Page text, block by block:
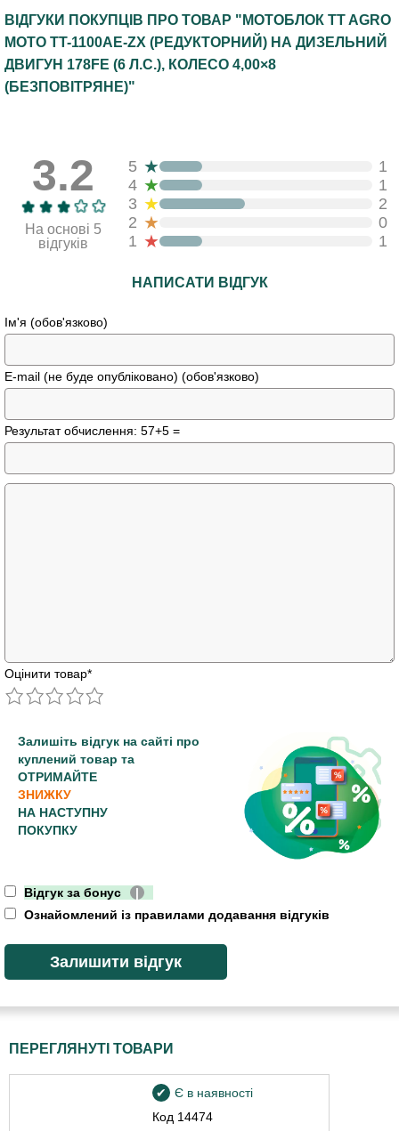
ВІДГУКИ ПОКУПЦІВ ПРО ТОВАР "МОТОБЛОК TT AGRO
MOTO TT-1100AE-ZX (РЕДУКТОРНИЙ) НА ДИЗЕЛЬНИЙ
ДВИГУН 178FE (6 Л.С.), КОЛЕСО 4,00×8
(БЕЗПОВІТРЯНЕ)"
3.2
На основі 5
відгуків
5 ★
1
4 ★
1
3 ★
2
2 ★
0
1 ★ 1
НАПИСАТИ ВІДГУК
Ім'я (обов'язково)
E-mail (не буде опубліковано) (обов'язково)
Результат обчислення: 57+5 =
Оцінити товар*
Залишіть відгук на сайті про
куплений товар та
ОТРИМАЙТЕ
ЗНИЖКУ
НА НАСТУПНУ
ПОКУПКУ
Відгук за бонус
|
Ознайомлений із правилами додавання відгуків
ПЕРЕГЛЯНУТІ ТОВАРИ
Код 14474
Є в наявності